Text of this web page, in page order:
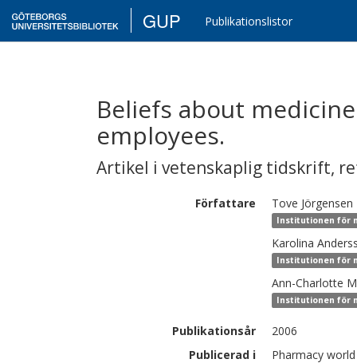
GUP Publikationslistor
Beliefs about
employees.
Artikel i vetenskaplig tidskrift,
Författare Tove Jörgensen
Institutionen för
Karolina
Institutionen för
Ann-Charlotte
Institutionen för
Publikationsår
2006
Publicerad i
Pharmacy